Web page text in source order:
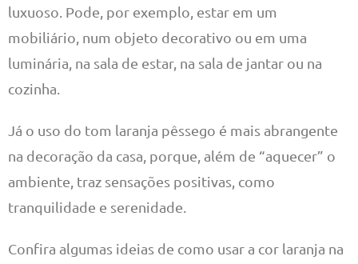
luxuoso. Pode, por exemplo, estar em um
mobiliário, num objeto decorativo ou em uma
luminária, na sala de estar, na sala de jantar ou na
cozinha.
Já o uso do tom laranja pêssego é mais abrangente
na decoração da casa, porque, além de “aquecer” o
ambiente, traz sensações positivas, como
tranquilidade e serenidade.
Confira algumas ideias de como usar a cor laranja na